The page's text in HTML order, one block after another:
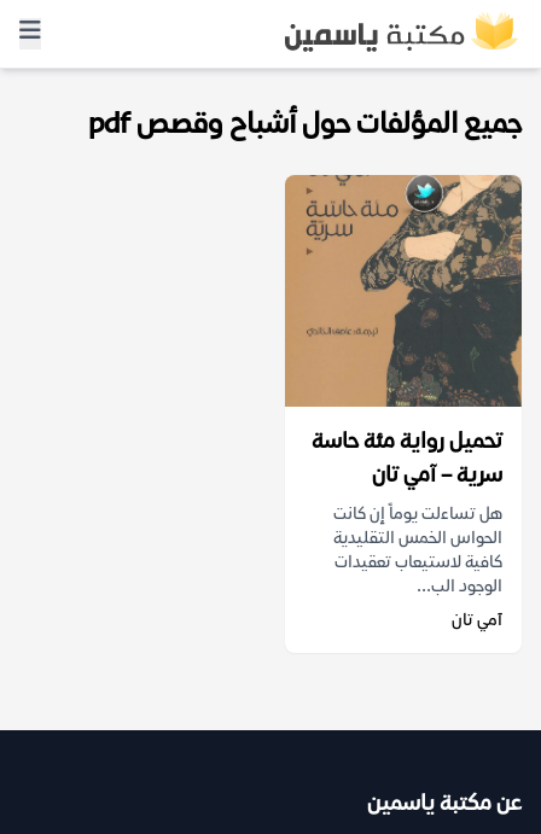
جميع المؤلفات حول أشباح وقصص pdf
تحميل رواية مئة حاسة
سرية – آمي تان
هل تساءلت يوماً إن كانت
الحواس الخمس التقليدية
كافية لاستيعاب تعقيدات
الوجود الب...
آمي تان
عن مكتبة ياسمين